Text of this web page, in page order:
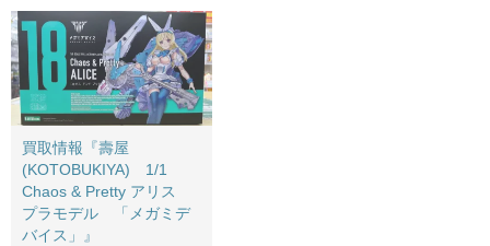
買取情報『壽屋
(KOTOBUKIYA) 1/1
Chaos & Pretty アリス
プラモデル 「メガミデ
バイス」』